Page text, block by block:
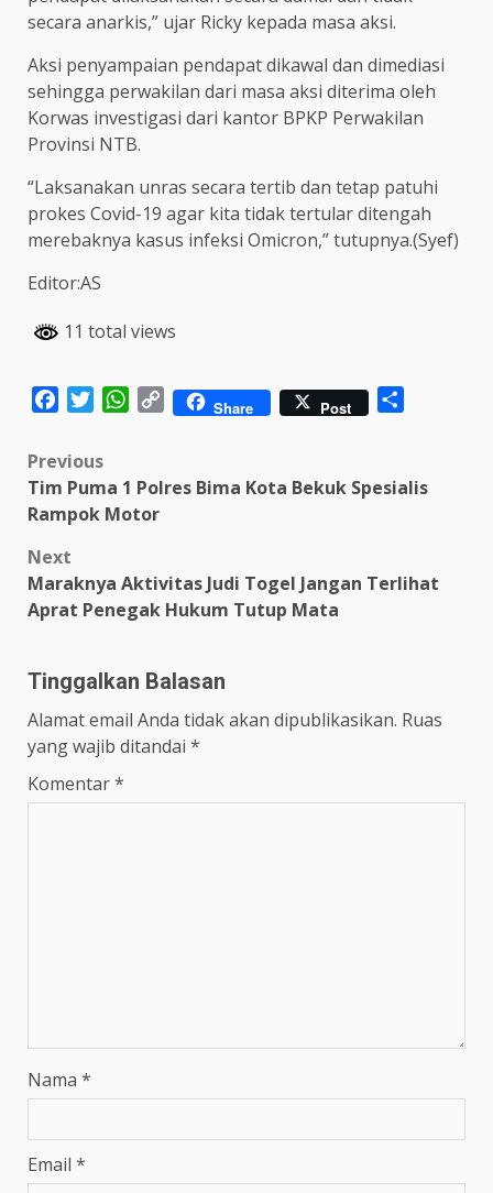
secara anarkis,” ujar Ricky kepada masa aksi.
Aksi penyampaian pendapat dikawal dan dimediasi
sehingga perwakilan dari masa aksi diterima oleh
Korwas investigasi dari kantor BPKP Perwakilan
Provinsi NTB.
“Laksanakan unras secara tertib dan tetap patuhi
prokes Covid-19 agar kita tidak tertular ditengah
merebaknya kasus infeksi Omicron,” tutupnya.(Syef)
Editor:AS
11 total views
FacebookTwitterWhatsApp
Copy Share Post
Post
navigation
Previous
Tim Puma 1 Polres Bima Kota Bekuk Spesialis
Rampok Motor
Next
Maraknya Aktivitas Judi Togel Jangan Terlihat
Aprat Penegak Hukum Tutup Mata
Tinggalkan Balasan
Alamat email Anda tidak akan dipublikasikan. Ruas
yang wajib ditandai *
Komentar*
Nama *
Email *